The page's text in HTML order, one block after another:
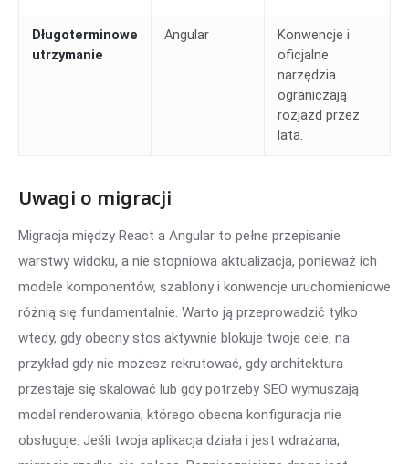
Długoterminowe
utrzymanie
Angular
Konwencje i
oficjalne
narzędzia
ograniczają
rozjazd przez
lata.
Uwagi o migracji
Migracja między React a Angular to pełne przepisanie
warstwy widoku, a nie stopniowa aktualizacja, ponieważ ich
modele komponentów, szablony i konwencje uruchomieniowe
różnią się fundamentalnie. Warto ją przeprowadzić tylko
wtedy, gdy obecny stos aktywnie blokuje twoje cele, na
przykład gdy nie możesz rekrutować, gdy architektura
przestaje się skalować lub gdy potrzeby SEO wymuszają
model renderowania, którego obecna konfiguracja nie
obsługuje. Jeśli twoja aplikacja działa i jest wdrażana,